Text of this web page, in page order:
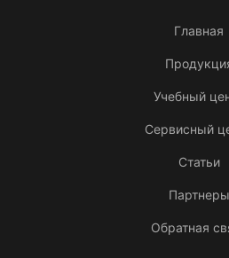
Главная
Учебный
Сервисный
Статьи
Партнеры
Обратная